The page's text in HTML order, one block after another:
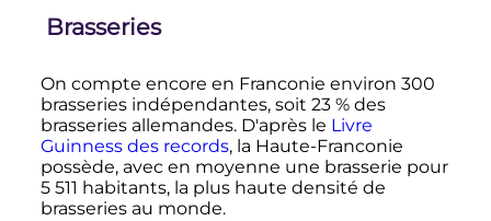
Brasseries
On compte encore en Franconie environ 300
brasseries indépendantes, soit 23 % des
brasseries allemandes. D'après le Livre
Guinness des records, la Haute-Franconie
possède, avec en moyenne une brasserie pour
5 511 habitants, la plus haute densité de
brasseries au monde.